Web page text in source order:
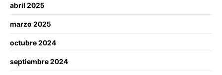
abril 2025
marzo 2025
octubre 2024
septiembre 2024